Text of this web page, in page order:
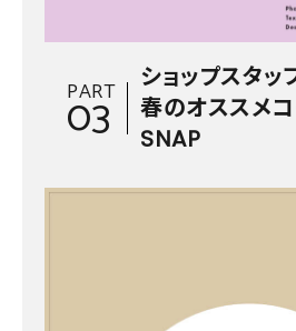
PART
03
ショップスタッ
春のオススメ
SNAP